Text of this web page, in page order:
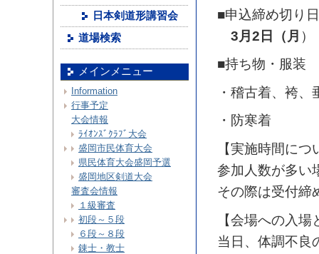
■申込締め切り日
3月2日（月 ）
■持ち物・服装
・稽古着、袴
・防寒着
【実施時間につ
参加人数が多い
その際は受付締
【会場への入
当日、体調不良
日本剣道形講習会
道場検索
メインメニュー
Information
行事予定
大会情報
ﾗｲｵﾝｽﾞｸﾗﾌﾞ大会
盛岡市民体育大会
県民体育大会盛岡予選
盛岡地区剣道大会
審査会情報
１級審査
初段～５段
６段～８段
錬士・教士